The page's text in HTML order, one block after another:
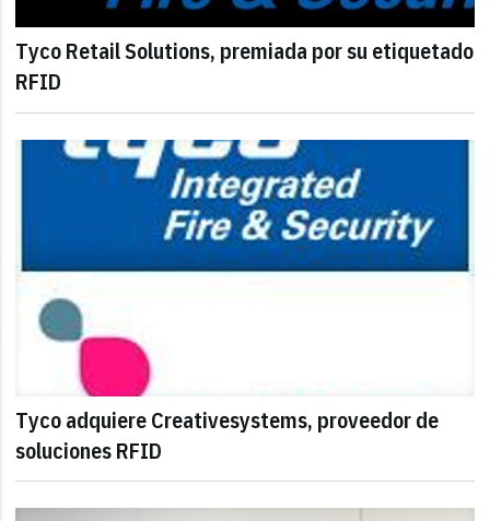
Tyco Retail Solutions, premiada por su etiquetado
RFID
Tyco adquiere Creativesystems, proveedor de
soluciones RFID